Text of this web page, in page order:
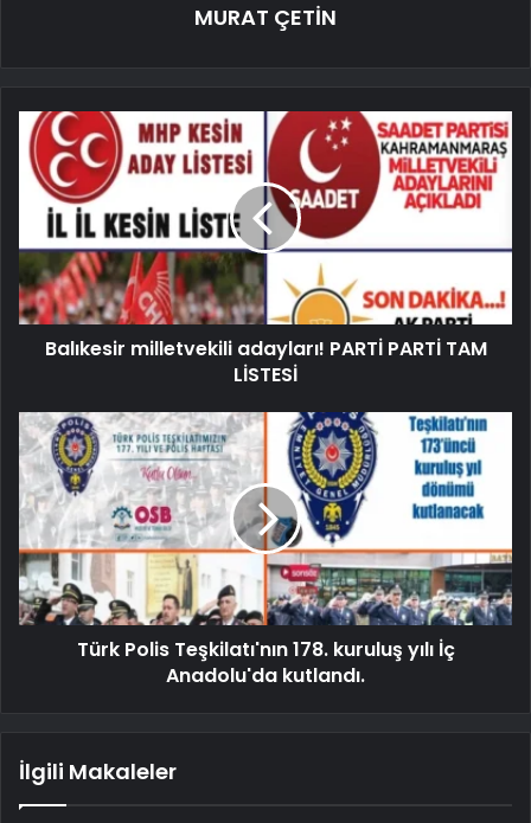
MURAT ÇETİN
Balıkesir milletvekili adayları! PARTİ PARTİ TAM
LİSTESİ
Türk Polis Teşkilatı'nın 178. kuruluş yılı İç
Anadolu'da kutlandı.
İlgili Makaleler